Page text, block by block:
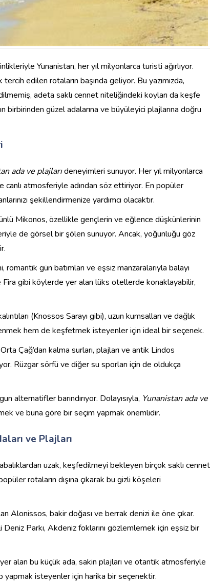
Yunanistan, her yıl milyonlarca turisti ağırlıyor.
edilen rotaların başında geliyor. Bu yazımızda,
adeta saklı cennet niteliğindeki koyları da keşfe
birbirinden güzel adalarına ve büyüleyici plajlarına doğru
ada ve plajlarıdeneyimleri sunuyor. Her yıl milyonlarca
canlı atmosferiyle adından söz ettiriyor. En popüler
şekillendirmenize yardımcı olacaktır.
Mikonos, özellikle gençlerin ve eğlence düşkünlerinin
de görsel bir şölen sunuyor. Ancak, yoğunluğu göz
gün batımları ve eşsiz manzaralarıyla balayı
gibi köylerde yer alan lüks otellerde konaklayabilir,
(Knossos Sarayı gibi), uzun kumsalları ve dağlık
hem de keşfetmek isteyenler için ideal bir seçenek.
Çağ’dan kalma surları, plajları ve antik Lindos
Rüzgar sörfü ve diğer su sporları için de oldukça
alternatifler barındırıyor. Dolayısıyla, Yunanistan ada ve
ve buna göre bir seçim yapmak önemlidir.
ve Plajları
uzak, keşfedilmeyi bekleyen birçok saklı cennet
rotaların dışına çıkarak bu gizli köşeleri
Alonissos, bakir doğası ve berrak denizi ile öne çıkar.
Parkı, Akdeniz foklarını gözlemlemek için eşsiz bir
alan bu küçük ada, sakin plajları ve otantik atmosferiyle
isteyenler için harika bir seçenektir.